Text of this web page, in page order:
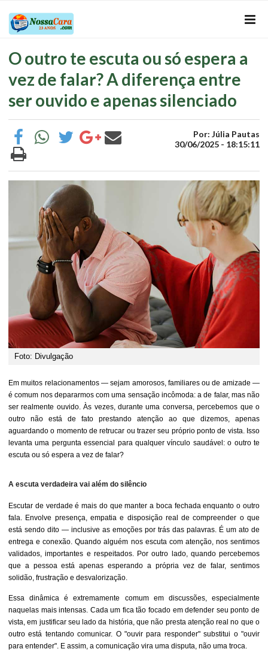
O outro te escuta ou só espera a
vez de falar? A diferença entre
ser ouvido e apenas silenciado
Por: Júlia Pautas
30/06/2025 - 18:15:11
Foto: Divulgação
Em muitos relacionamentos — sejam amorosos, familiares ou de amizade —
é comum nos depararmos com uma sensação incômoda: a de falar, mas não
ser realmente ouvido. Às vezes, durante uma conversa, percebemos que o
outro não está de fato prestando atenção ao que dizemos, apenas
aguardando o momento de retrucar ou trazer seu próprio ponto de vista. Isso
levanta uma pergunta essencial para qualquer vínculo saudável: o outro te
escuta ou só espera a vez de falar?
A escuta verdadeira vai além do silêncio
Escutar de verdade é mais do que manter a boca fechada enquanto o outro
fala. Envolve presença, empatia e disposição real de compreender o que
está sendo dito — inclusive as emoções por trás das palavras. É um ato de
entrega e conexão. Quando alguém nos escuta com atenção, nos sentimos
validados, importantes e respeitados. Por outro lado, quando percebemos
que a pessoa está apenas esperando a própria vez de falar, sentimos
solidão, frustração e desvalorização.
Essa dinâmica é extremamente comum em discussões, especialmente
naquelas mais intensas. Cada um fica tão focado em defender seu ponto de
vista, em justificar seu lado da história, que não presta atenção real no que o
outro está tentando comunicar. O "ouvir para responder" substitui o "ouvir
para entender". E assim, a comunicação vira uma disputa, não uma troca.